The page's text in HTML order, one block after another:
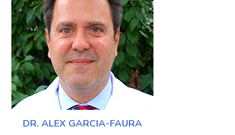
DR. ALEX GARCIA-FAURA